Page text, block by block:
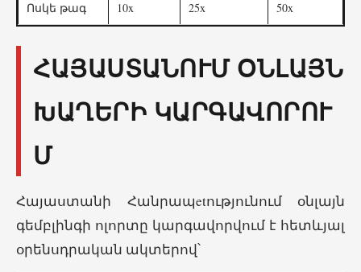
Ոսկե թագ 10x 25x 50x
ՀԱՅԱՍՏԱՆՈՒՄ ՕՆԼԱՅՆ
ԽԱՂԵՐԻ ԿԱՐԳԱՎՈՐՈՒ
Մ
Հայաստանի Հանրապetությունում օնլայն
գեմբլինգի ոլորտը կարգավորվում է հետևյալ
օրենսդրական ակտերով՝